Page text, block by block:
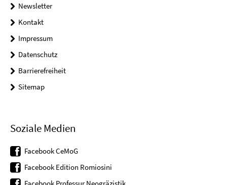
Newsletter
Kontakt
Impressum
Datenschutz
Barrierefreiheit
Sitemap
Soziale Medien
Facebook CeMoG
Facebook Edition Romiosini